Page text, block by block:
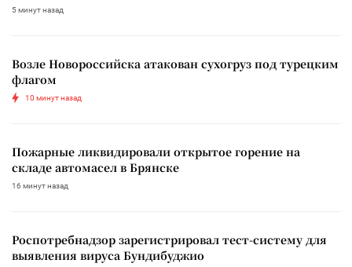
5 минут назад
Возле Новороссийска атакован сухогруз под турецким
флагом
10 минут назад
Пожарные ликвидировали открытое горение на
складе автомасел в Брянске
16 минут назад
Роспотребнадзор зарегистрировал тест-систему для
выявления вируса Бундибуджио